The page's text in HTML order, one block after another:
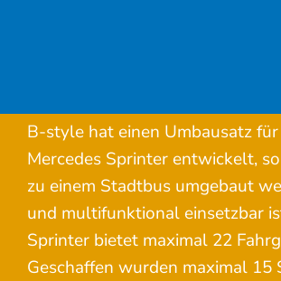
B-style hat einen Umbausatz
Mercedes Sprinter entwickelt,
zu einem Stadtbus umgebaut
und multifunktional einsetzbar
Sprinter bietet maximal 22
Geschaffen wurden maximal 15